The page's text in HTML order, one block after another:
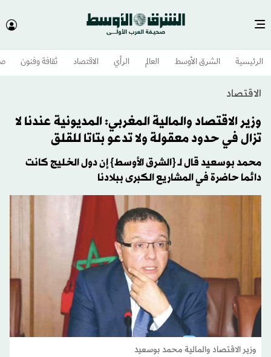
الرئيسية الشرق الأوسط​ العالم الرأي الاقتصاد ثقافة وفنون
الاقتصاد
وزير الاقتصاد والمالية المغربي: المديونية عندنا لا
تزال في حدود معقولة ولا تدعو بتاتا للقلق
محمد بوسعيد قال لـ {الشرق الأوسط} إن دول الخليج كانت
دائما حاضرة في المشاريع الكبرى ببلادنا
وزير الاقتصاد والمالية محمد بوسعيد